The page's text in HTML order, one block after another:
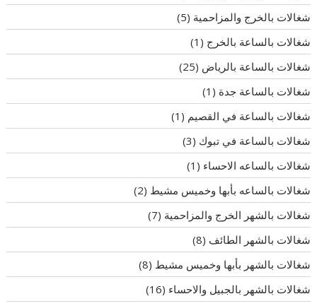
شغالات بالخرج والمزاحمية (5)
شغالات بالساعة بالخرج (1)
شغالات بالساعة بالرياض (25)
شغالات بالساعة جدة (1)
شغالات بالساعة في القصيم (1)
شغالات بالساعة في تبوك (3)
شغالات بالساعه الاحساء (1)
شغالات بالساعه بأبها وخميس مشيط (2)
شغالات بالشهر الخرج والمزاحمية (7)
شغالات بالشهر الطائف (8)
شغالات بالشهر بأبها وخميس مشيط (8)
شغالات بالشهر بالجبيل والاحساء (16)